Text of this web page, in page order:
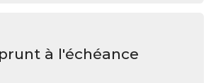
à l'échéance